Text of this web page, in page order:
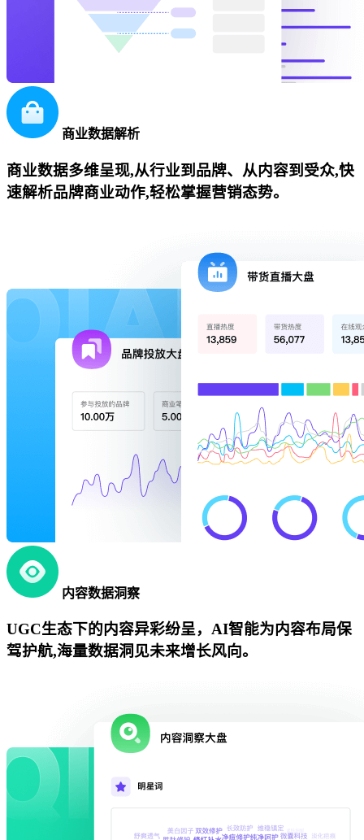
商业数据解析
商业数据多维呈现,从行业到品牌、从内容到受众,快
速解析品牌商业动作,轻松掌握营销态势。
内容数据洞察
UGC生态下的内容异彩纷呈，AI智能为内容布局保
驾护航,海量数据洞见未来增长风向。